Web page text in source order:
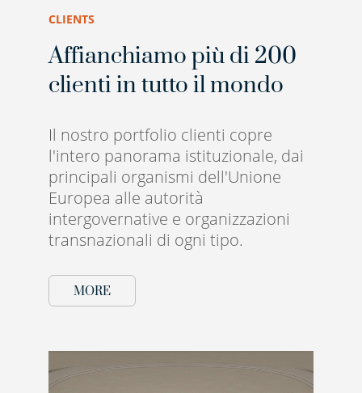
CLIENTS
Affianchiamo più di 200
clienti in tutto il mondo
Il nostro portfolio clienti copre
l'intero panorama istituzionale, dai
principali organismi dell'Unione
Europea alle autorità
intergovernative e organizzazioni
transnazionali di ogni tipo.
MORE